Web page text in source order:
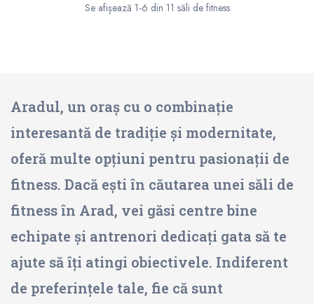
Se afișează 1-6 din 11 săli de fitness
Aradul, un oraș cu o combinație
interesantă de tradiție și modernitate,
oferă multe opțiuni pentru pasionații de
fitness. Dacă ești în căutarea unei săli de
fitness în Arad, vei găsi centre bine
echipate și antrenori dedicați gata să te
ajute să îți atingi obiectivele. Indiferent
de preferințele tale, fie că sunt